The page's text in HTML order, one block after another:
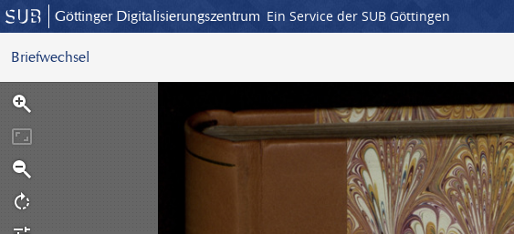
Göttinger Digitalisierungszentrum Ein Service der SUB Göttingen
Briefwechsel